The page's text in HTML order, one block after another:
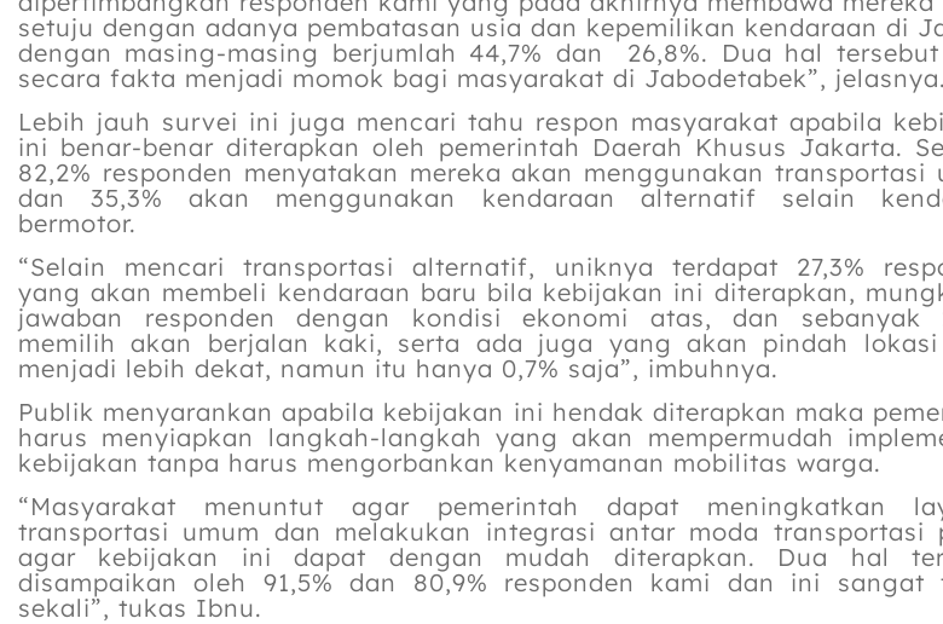
setuju dengan adanya pembatasan usia dan kepemilikan kendaraan di
dengan masing-masing berjumlah 44,7% dan 26,8%. Dua hal
secara fakta menjadi momok bagi masyarakat di Jabodetabek”, jelasnya.
Lebih jauh survei ini juga mencari tahu respon masyarakat apabila
ini benar-benar diterapkan oleh pemerintah Daerah Khusus Jakarta.
82,2% responden menyatakan mereka akan menggunakan transportasi
dan 35,3% akan menggunakan kendaraan alternatif selain
bermotor.
“Selain mencari transportasi alternatif, uniknya terdapat 27,3%
yang akan membeli kendaraan baru bila kebijakan ini diterapkan,
jawaban responden dengan kondisi ekonomi atas, dan sebanyak
memilih akan berjalan kaki, serta ada juga yang akan pindah
menjadi lebih dekat, namun itu hanya 0,7% saja”, imbuhnya.
Publik menyarankan apabila kebijakan ini hendak diterapkan maka
harus menyiapkan langkah-langkah yang akan mempermudah
kebijakan tanpa harus mengorbankan kenyamanan mobilitas warga.
“Masyarakat menuntut agar pemerintah dapat meningkatkan
transportasi umum dan melakukan integrasi antar moda transportasi
agar kebijakan ini dapat dengan mudah diterapkan. Dua hal
disampaikan oleh 91,5% dan 80,9% responden kami dan ini sangat
sekali”, tukas Ibnu.